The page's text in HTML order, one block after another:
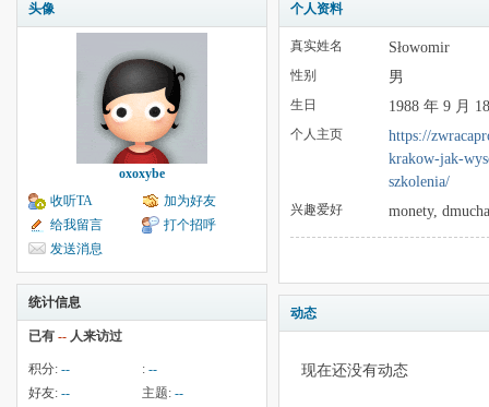
头像
oxoxybe
收听TA
加为好友
给我留言
打个招呼
发送消息
统计信息
已有 -- 人来访过
积分: -- : --
好友: -- 主题: --
个人资料
真实姓名 Słowomir
性别 男
生日 1988 年 9 月
个人主页
https://
krakow-jak-
szkolenia/
兴趣爱好 monety,
动态
现在还没有动态